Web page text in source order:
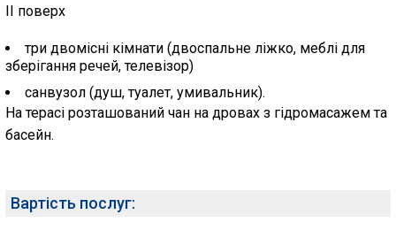
II поверх
три двомісні кімнати (двоспальне ліжко, меблі для
зберігання речей, телевізор)
санвузол (душ, туалет, умивальник).
На терасі розташований чан на дровах з гідромасажем та
басейн.
Вартість послуг: